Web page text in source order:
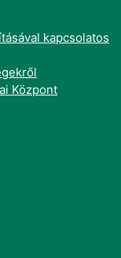
kapcsolatos
Központ